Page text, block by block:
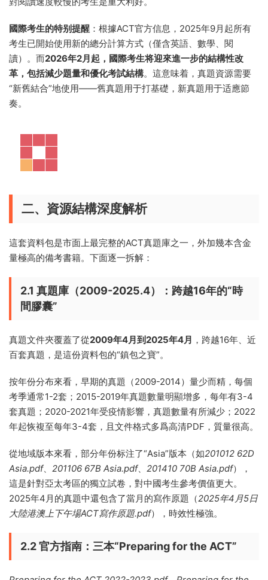
國際考生的特别提醒 ：根據ACT官方信息，2025年9月起所有
考生已開始使用新的總分計算方式（僅含英語、數學、閱
讀）。而2026年2月起，國際考生将迎來進一步的結構性改
革，包括減少題量和優化考試結構。這意味着，真題資源需要
“新舊結合”地使用——舊真題用于打基礎，新真題用于适應節
奏。
二、資源結構深度解析
這套資料包是市面上最完整的ACT真題庫之一，外加幾本含金
量極高的備考書籍。下面逐一拆解：
2.1 真題庫（2009-2025.4）：跨越16年的“時
間膠囊”
真題文件夾覆蓋了從2009年4月到2025年4月 ，跨越16年、近
百套真題，是這份資料包的“鎮包之寶”。
按年份分布來看，早期的真題（2009-2014）量少而精，每個
考季通常1-2套；2015-2019年真題數量明顯增多，每年有3-4
套真題；2020-2021年受疫情影響，真題數量有所減少；2022
年起恢複至每年3-4套，且文件格式多爲高清PDF，質量很高。
從地域版本來看，部分年份标注了“Asia”版本（如201012 62D
Asia.pdf、 201106 67B Asia.pdf、 201410 70B Asia.pdf），
這是針對亞太考區的獨立試卷，對中國考生參考價值更大。
2025年4月的真題中還包含了當月的寫作原題（2025年4月5日
大陸港澳上下午場ACT寫作原題.pdf），時效性極強。
2.2 官方指南：三本“Preparing for the ACT”